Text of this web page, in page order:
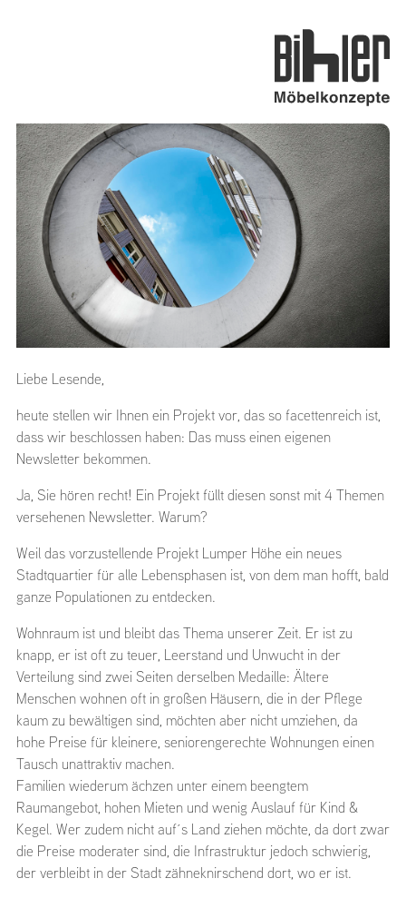
Liebe Lesende,
heute stellen wir Ihnen ein Projekt vor, das so facettenreich ist,
dass wir beschlossen haben: Das muss einen eigenen
Newsletter bekommen.
Ja, Sie hören recht! Ein Projekt füllt diesen sonst mit 4 Themen
versehenen Newsletter. Warum?
Weil das vorzustellende Projekt Lumper Höhe ein neues
Stadtquartier für alle Lebensphasen ist, von dem man hofft, bald
ganze Populationen zu entdecken.
Wohnraum ist und bleibt das Thema unserer Zeit. Er ist zu
knapp, er ist oft zu teuer, Leerstand und Unwucht in der
Verteilung sind zwei Seiten derselben Medaille: Ältere
Menschen wohnen oft in großen Häusern, die in der Pflege
kaum zu bewältigen sind, möchten aber nicht umziehen, da
hohe Preise für kleinere, seniorengerechte Wohnungen einen
Tausch unattraktiv machen.
Familien wiederum ächzen unter einem beengtem
Raumangebot, hohen Mieten und wenig Auslauf für Kind &
Kegel. Wer zudem nicht auf´s Land ziehen möchte, da dort zwar
die Preise moderater sind, die Infrastruktur jedoch schwierig,
der verbleibt in der Stadt zähneknirschend dort, wo er ist.